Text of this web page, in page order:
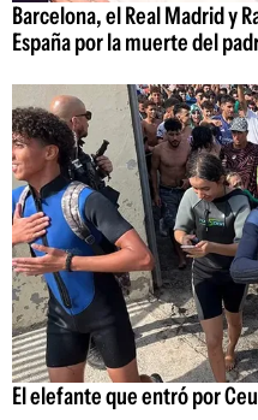
Barcelona, el Real Madrid y
España por la muerte del
El elefante que entró por